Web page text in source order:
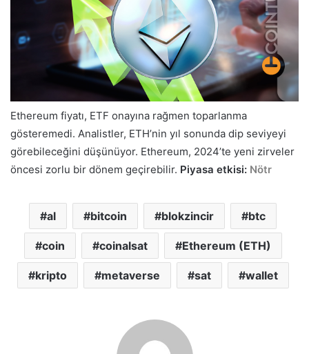
Ethereum fiyatı, ETF onayına rağmen toparlanma
gösteremedi. Analistler, ETH’nin yıl sonunda dip seviyeyi
görebileceğini düşünüyor. Ethereum, 2024’te yeni zirveler
öncesi zorlu bir dönem geçirebilir. Piyasa etkisi: Nötr
al bitcoin blokzincir btc
coin coinalsat Ethereum (ETH)
kripto metaverse sat wallet